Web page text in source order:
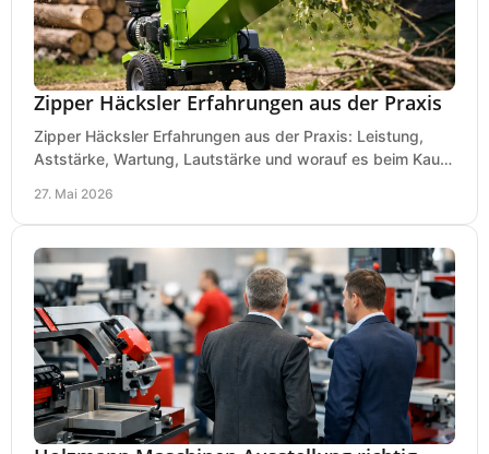
Zipper Häcksler Erfahrungen aus der Praxis
Zipper Häcksler Erfahrungen aus der Praxis: Leistung,
Aststärke, Wartung, Lautstärke und worauf es beim Kauf
27. Mai 2026